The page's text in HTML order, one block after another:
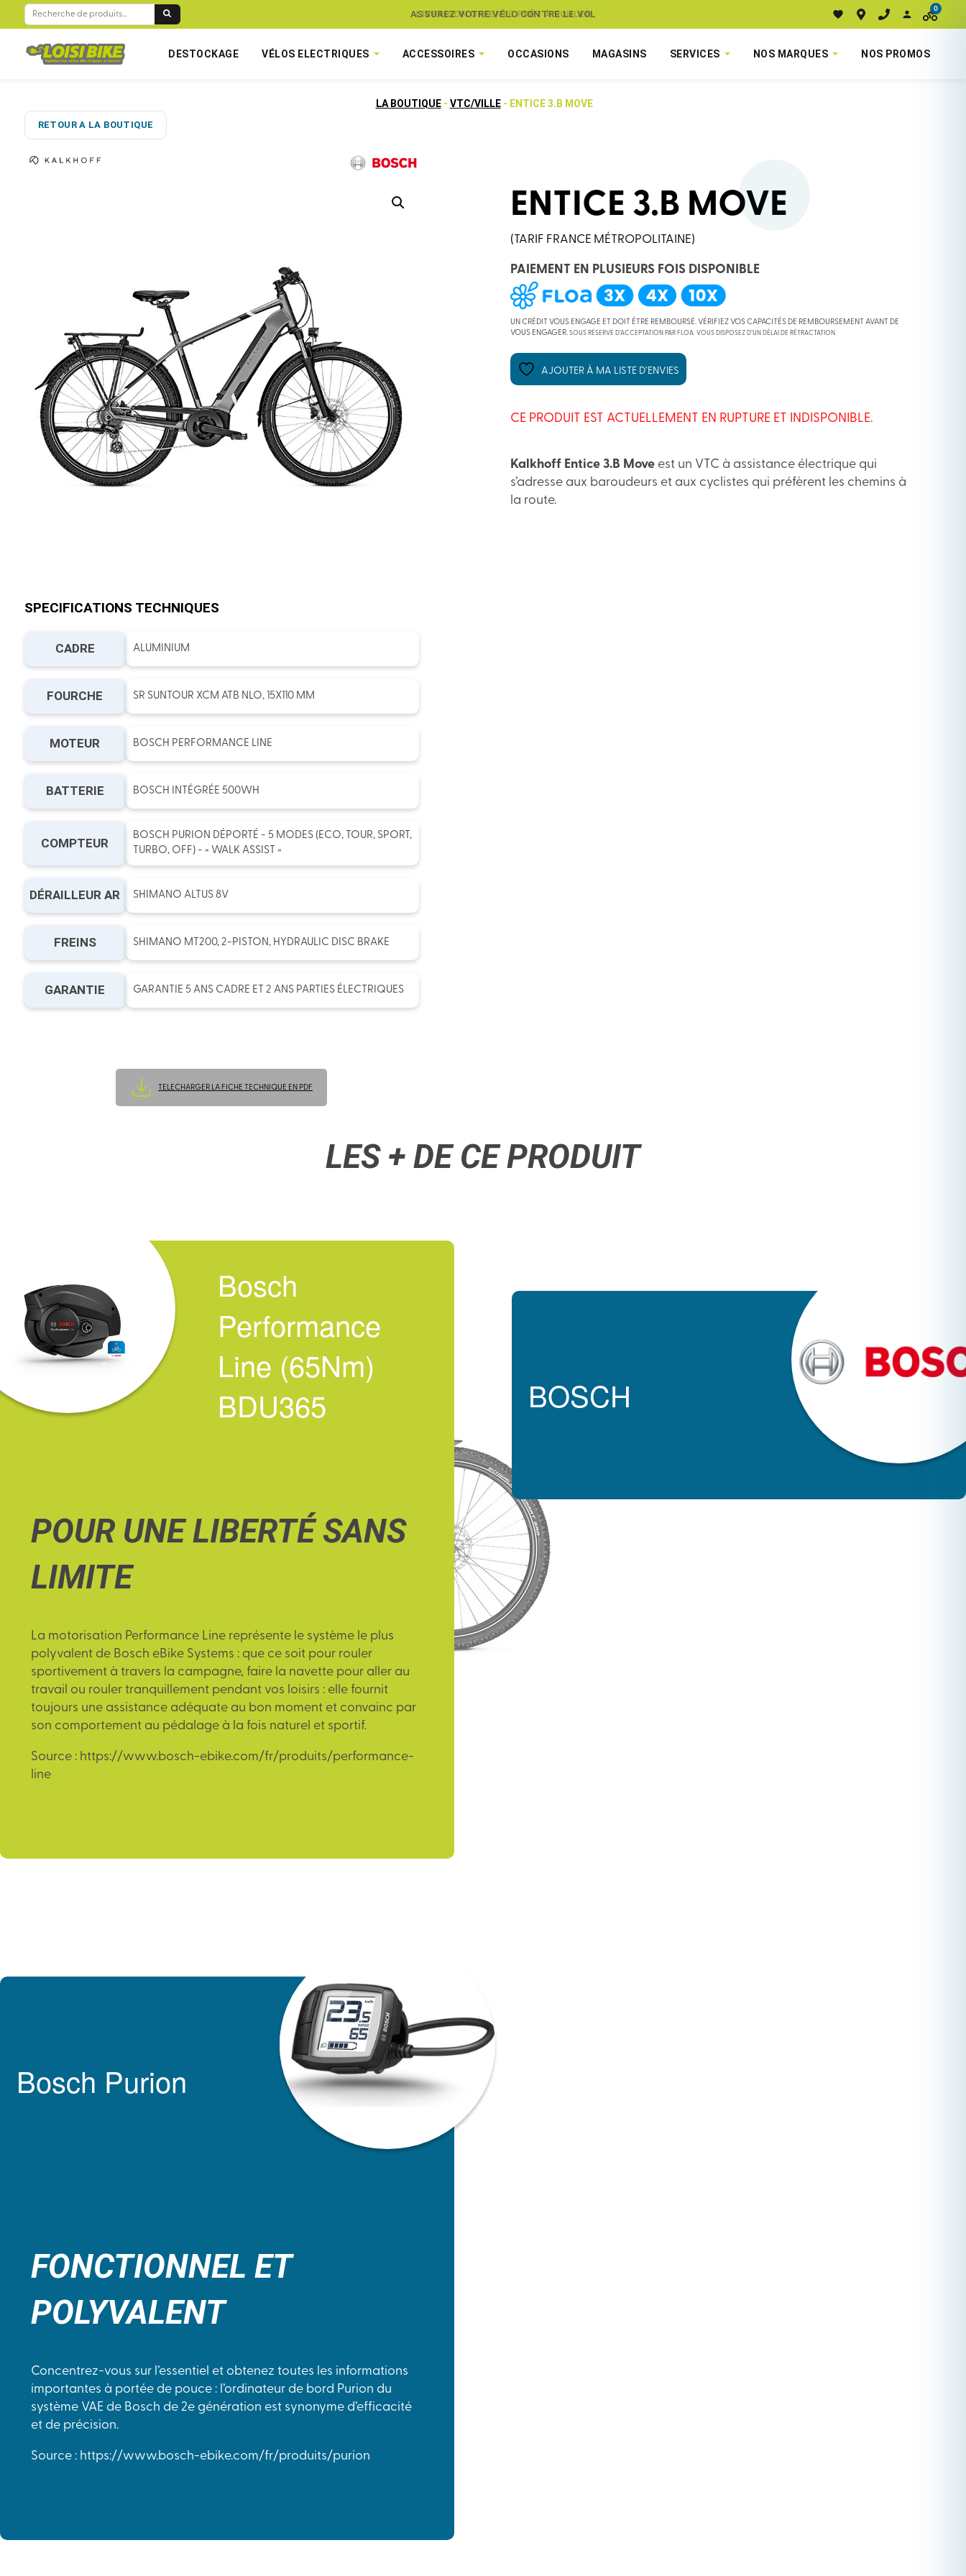
RECHERCHE
ASSUREZ VOTRE VÉLO CONTRE LE VOL 0
DESTOCKAGE VÉLOS ELECTRIQUES ACCESSOIRES OCCASIONS MAGASINS SERVICES NOS MARQUES NOS PROMOS
LA BOUTIQUE - VTC/VILLE - ENTICE 3.B MOVE
RETOUR A LA BOUTIQUE
SPECIFICATIONS TECHNIQUES
CADRE ALUMINIUM
FOURCHE SR SUNTOUR XCM ATB NLO, 15X110 MM
MOTEUR BOSCH PERFORMANCE LINE
BATTERIE BOSCH INTÉGRÉE 500WH
COMPTEUR
BOSCH PURION DÉPORTÉ - 5 MODES (ECO, TOUR, SPORT,
TURBO, OFF) - « WALK ASSIST »
DÉRAILLEUR AR SHIMANO ALTUS 8V
FREINS SHIMANO MT200, 2-PISTON, HYDRAULIC DISC BRAKE
GARANTIE GARANTIE 5 ANS CADRE ET 2 ANS PARTIES ÉLECTRIQUES
TELECHARGER LA FICHE TECHNIQUE EN PDF
ENTICE 3.B MOVE
(TARIF FRANCE MÉTROPOLITAINE)
PAIEMENT EN PLUSIEURS FOIS DISPONIBLE
UN CRÉDIT VOUS ENGAGE ET DOIT ÊTRE REMBOURSÉ. VÉRIFIEZ VOS CAPACITÉS DE REMBOURSEMENT AVANT DE
VOUS ENGAGER.SOUS RÉSERVE D’ACCEPTATION PAR FLOA. VOUS DISPOSEZ D’UN DÉLAI DE RÉTRACTATION.
AJOUTER À MA LISTE D’ENVIES
CE PRODUIT EST ACTUELLEMENT EN RUPTURE ET INDISPONIBLE.
Kalkhoff Entice 3.B Move est un VTC à assistance électrique qui
s’adresse aux baroudeurs et aux cyclistes qui préfèrent les chemins à
la route.
LES + DE CE PRODUIT
Bosch
Performance
Line (65Nm)
BDU365
POUR UNE LIBERTÉ SANS
LIMITE
La motorisation Performance Line représente le système le plus
polyvalent de Bosch eBike Systems : que ce soit pour rouler
sportivement à travers la campagne, faire la navette pour aller au
travail ou rouler tranquillement pendant vos loisirs : elle fournit
toujours une assistance adéquate au bon moment et convainc par
son comportement au pédalage à la fois naturel et sportif.
Source : https://www.bosch-ebike.com/fr/produits/performance-
line
BOSCH
Bosch Purion
FONCTIONNEL ET
POLYVALENT
Concentrez-vous sur l’essentiel et obtenez toutes les informations
importantes à portée de pouce : l’ordinateur de bord Purion du
système VAE de Bosch de 2e génération est synonyme d’efficacité
et de précision.
Source : https://www.bosch-ebike.com/fr/produits/purion